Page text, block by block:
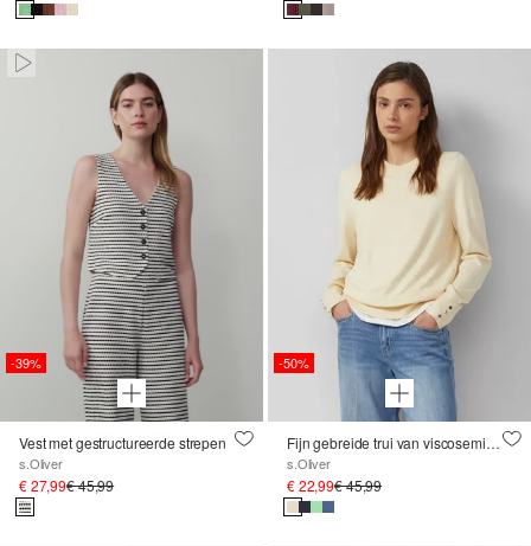
Paused • Muted
-39%
Vest met gestructureerde strepen
s.Oliver
€ 27,99€ 45,99
-50%
Fijn gebreide trui van viscosemix met sierknopen
s.Oliver
€ 22,99€ 45,99